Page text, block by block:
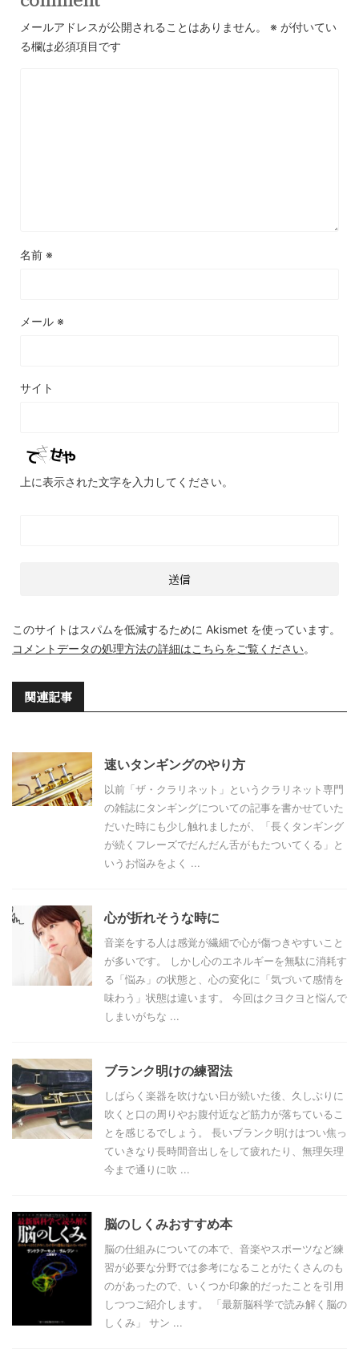
メールアドレスが公開されることはありません。 ※ が付いてい
る欄は必須項目です
名前 ※
メール ※
サイト
上に表示された文字を入力してください。
このサイトはスパムを低減するために Akismet を使っています。
コメントデータの処理方法の詳細はこちらをご覧ください。
関連記事
速いタンギングのやり方
以前「ザ・クラリネット」というクラリネット専門
の雑誌にタンギングについての記事を書かせていた
だいた時にも少し触れましたが、「長くタンギング
が続くフレーズでだんだん舌がもたついてくる」と
いうお悩みをよく ...
心が折れそうな時に
音楽をする人は感覚が繊細で心が傷つきやすいこと
が多いです。 しかし心のエネルギーを無駄に消耗す
る「悩み」の状態と、心の変化に「気づいて感情を
味わう」状態は違います。 今回はクヨクヨと悩んで
しまいがちな ...
ブランク明けの練習法
しばらく楽器を吹けない日が続いた後、久しぶりに
吹くと口の周りやお腹付近など筋力が落ちているこ
とを感じるでしょう。 長いブランク明けはつい焦っ
ていきなり長時間音出しをして疲れたり、無理矢理
今まで通りに吹 ...
脳のしくみおすすめ本
脳の仕組みについての本で、音楽やスポーツなど練
習が必要な分野では参考になることがたくさんのも
のがあったので、いくつか印象的だったことを引用
しつつご紹介します。 「最新脳科学で読み解く脳の
しくみ」 サン ...